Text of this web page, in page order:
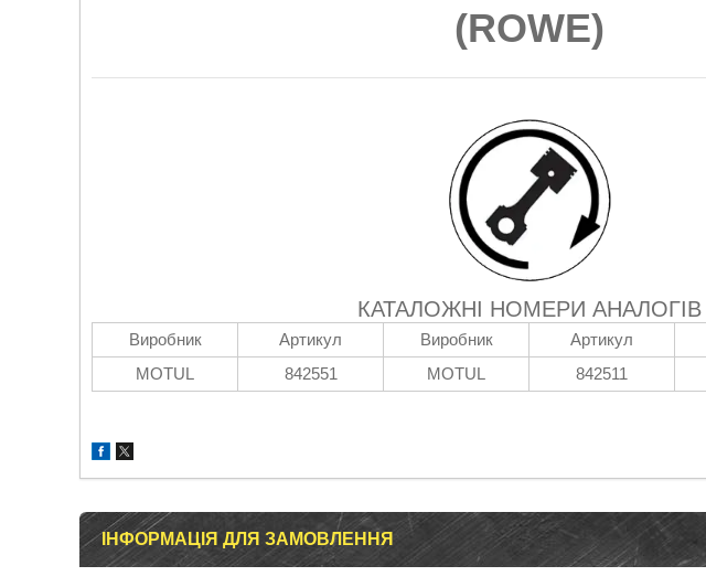
(ROWE)
КАТАЛОЖНІ НОМЕРИ АНАЛОГІВ
Виробник Артикул Виробник Артикул
MOTUL
842551 MOTUL 842511
ІНФОРМАЦІЯ ДЛЯ ЗАМОВЛЕННЯ